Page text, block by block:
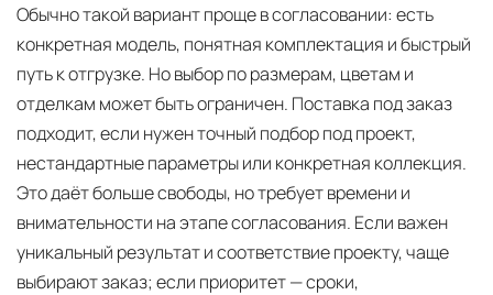
Обычно такой вариант проще в согласовании: есть
конкретная модель, понятная комплектация и быстрый
путь к отгрузке. Но выбор по размерам, цветам и
отделкам может быть ограничен. Поставка под заказ
подходит, если нужен точный подбор под проект,
нестандартные параметры или конкретная коллекция.
Это даёт больше свободы, но требует времени и
внимательности на этапе согласования. Если важен
уникальный результат и соответствие проекту, чаще
выбирают заказ; если приоритет — сроки,